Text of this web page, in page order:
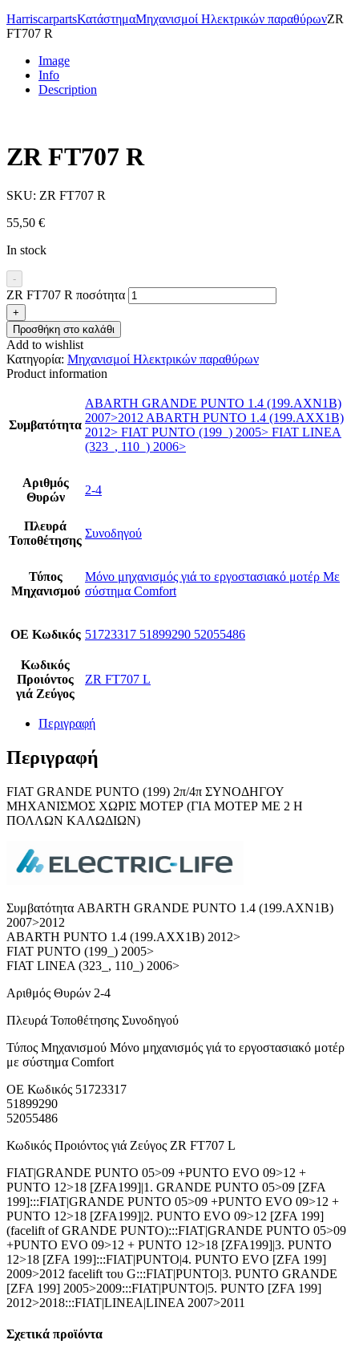
HarriscarpartsΚατάστημαΜηχανισμοί Ηλεκτρικών παραθύρωνZR
FT707 R
Image
Info
Description
ZR FT707 R
SKU: ZR FT707 R
55,50 €
In stock
-
ZR FT707 R ποσότητα
+
Προσθήκη στο καλάθι
Add to wishlist
Κατηγορία: Μηχανισμοί Ηλεκτρικών παραθύρων
Product information
Συμβατότητα
ABARTH GRANDE PUNTO 1.4 (199.AXN1B)
2007>2012 ABARTH PUNTO 1.4 (199.AXX1B)
2012> FIAT PUNTO (199_) 2005> FIAT LINEA
(323_, 110_) 2006>
Αριθμός
Θυρών
2-4
Πλευρά
Τοποθέτησης
Συνοδηγού
Τύπος
Μηχανισμού
Μόνο μηχανισμός γιά το εργοστασιακό μοτέρ Με
σύστημα Comfort
ΟΕ Κωδικός 51723317 51899290 52055486
Κωδικός
Προιόντος
γιά Ζεύγος
ZR FT707 L
Περιγραφή
Περιγραφή
FIAT GRANDE PUNTO (199) 2π/4π ΣΥΝΟΔΗΓΟΥ
ΜΗΧΑΝΙΣΜΟΣ ΧΩΡΙΣ ΜΟΤΕΡ (ΓΙΑ ΜΟΤΕΡ ΜΕ 2 Η
ΠΟΛΛΩΝ ΚΑΛΩΔΙΩΝ)
Συμβατότητα ABARTH GRANDE PUNTO 1.4 (199.AXN1B)
2007>2012
ABARTH PUNTO 1.4 (199.AXX1B) 2012>
FIAT PUNTO (199_) 2005>
FIAT LINEA (323_, 110_) 2006>
Αριθμός Θυρών 2-4
Πλευρά Τοποθέτησης Συνοδηγού
Τύπος Μηχανισμού Μόνο μηχανισμός γιά το εργοστασιακό μοτέρ
με σύστημα Comfort
ΟΕ Κωδικός 51723317
51899290
52055486
Κωδικός Προιόντος γιά Ζεύγος ZR FT707 L
FIAT|GRANDE PUNTO 05>09 +PUNTO EVO 09>12 +
PUNTO 12>18 [ZFA199]|1. GRANDE PUNTO 05>09 [ZFA
199]:::FIAT|GRANDE PUNTO 05>09 +PUNTO EVO 09>12 +
PUNTO 12>18 [ZFA199]|2. PUNTO EVO 09>12 [ZFA 199]
(facelift of GRANDE PUNTO):::FIAT|GRANDE PUNTO 05>09
+PUNTO EVO 09>12 + PUNTO 12>18 [ZFA199]|3. PUNTO
12>18 [ZFA 199]:::FIAT|PUNTO|4. PUNTO EVO [ZFA 199]
2009>2012 facelift του G:::FIAT|PUNTO|3. PUNTO GRANDE
[ZFA 199] 2005>2009:::FIAT|PUNTO|5. PUNTO [ZFA 199]
2012>2018:::FIAT|LINEA|LINEA 2007>2011
Σχετικά προϊόντα